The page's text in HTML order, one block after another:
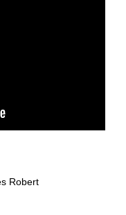
Robert